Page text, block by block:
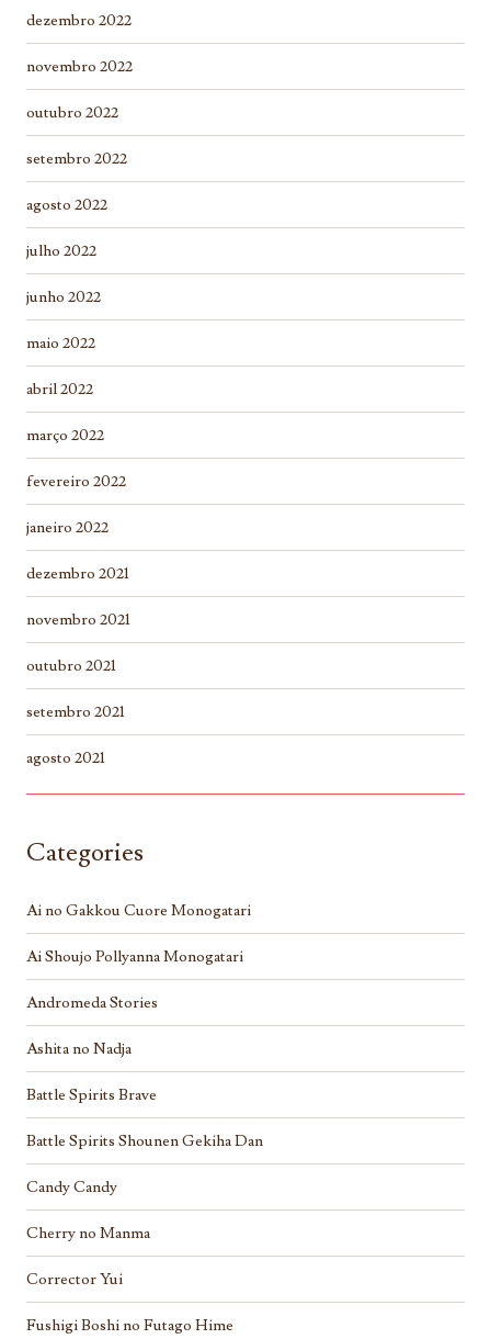
dezembro 2022
novembro 2022
outubro 2022
setembro 2022
agosto 2022
julho 2022
junho 2022
maio 2022
abril 2022
março 2022
fevereiro 2022
janeiro 2022
dezembro 2021
novembro 2021
outubro 2021
setembro 2021
agosto 2021
Categories
Ai no Gakkou Cuore Monogatari
Ai Shoujo Pollyanna Monogatari
Andromeda Stories
Ashita no Nadja
Battle Spirits Brave
Battle Spirits Shounen Gekiha Dan
Candy Candy
Cherry no Manma
Corrector Yui
Fushigi Boshi no Futago Hime